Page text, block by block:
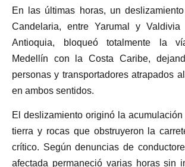
En las últimas horas, un
Candelaria, entre Yarumal y
Antioquia, bloqueó totalmente la
Medellín con la Costa Caribe,
personas y transportadores atrapados
en ambos sentidos.
El deslizamiento originó la
tierra y rocas que obstruyeron la
crítico. Según denuncias de
afectada permaneció varias horas sin